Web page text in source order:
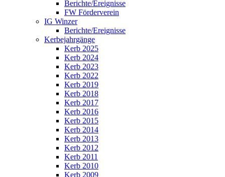
Berichte/Ereignisse
FW Förderverein
IG Winzer
Berichte/Ereignisse
Kerbejahrgänge
Kerb 2025
Kerb 2024
Kerb 2023
Kerb 2022
Kerb 2019
Kerb 2018
Kerb 2017
Kerb 2016
Kerb 2015
Kerb 2014
Kerb 2013
Kerb 2012
Kerb 2011
Kerb 2010
Kerb 2009